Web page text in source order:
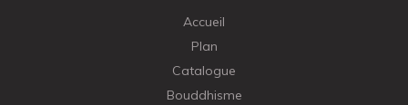
Accueil
Plan
Catalogue
Bouddhisme